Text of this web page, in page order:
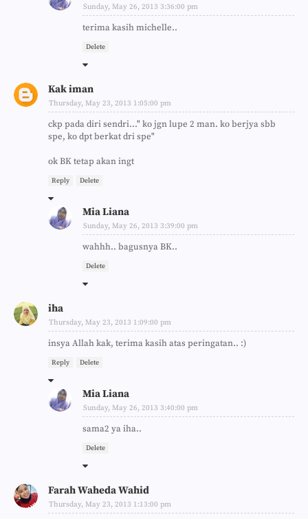
Sunday, May 26, 2013 3:36:00 pm
terima kasih michelle..
Delete
Kak iman
Thursday, May 23, 2013 1:05:00 pm
ckp pada diri sendri..." ko jgn lupe 2 man. ko berjya sbb
spe, ko dpt berkat dri spe"
ok BK tetap akan ingt
Reply Delete
Mia Liana
Sunday, May 26, 2013 3:39:00 pm
wahhh.. bagusnya BK..
Delete
iha
Thursday, May 23, 2013 1:09:00 pm
insya Allah kak, terima kasih atas peringatan.. :)
Reply Delete
Mia Liana
Sunday, May 26, 2013 3:40:00 pm
sama2 ya iha..
Delete
Farah Waheda Wahid
Thursday, May 23, 2013 1:13:00 pm